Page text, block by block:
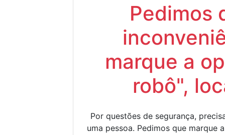
Pedimos
marque a
robô",
Por questões de segurança,
uma pessoa. Pedimos que marque